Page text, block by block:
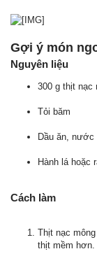
Gợi ý món
Nguyên liệu
300 g thịt nạc
Tỏi băm
Dầu ăn, nước
Hành lá hoặc
Cách làm
Thịt nạc
thịt mềm hơn.